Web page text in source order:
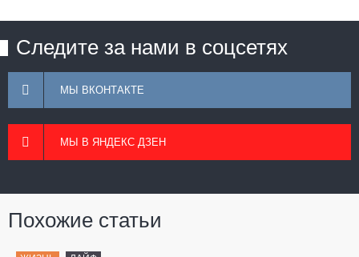
Следите за нами в соцсетях
МЫ ВКОНТАКТЕ
МЫ В ЯНДЕКС ДЗЕН
Похожие статьи